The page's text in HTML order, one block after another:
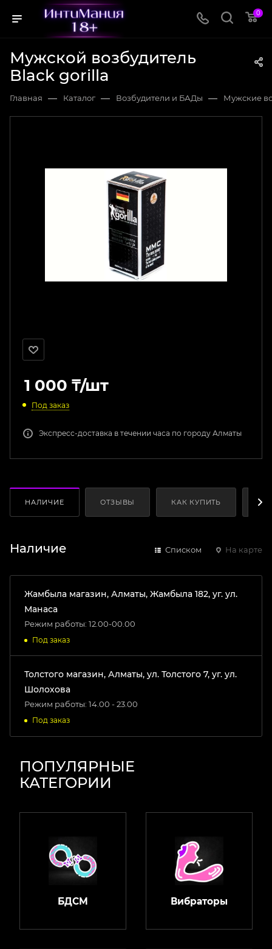
0
Мужской возбудитель
Black gorilla
Главная — Каталог — Возбудители и БАДы — Мужские
1 000 ₸/шт
Под заказ
Экспресс-доставка в течении часа по городу Алматы
НАЛИЧИЕ ОТЗЫВЫ КАК КУПИТЬ
Наличие Списком На карте
Жамбыла магазин, Алматы, Жамбыла 182, уг. ул.
Манаса
Режим работы: 12.00-00.00
Под заказ
Толстого магазин, Алматы, ул. Толстого 7, уг. ул.
Шолохова
Режим работы: 14.00 - 23.00
Под заказ
ПОПУЛЯРНЫЕ
КАТЕГОРИИ
БДСМ Вибраторы